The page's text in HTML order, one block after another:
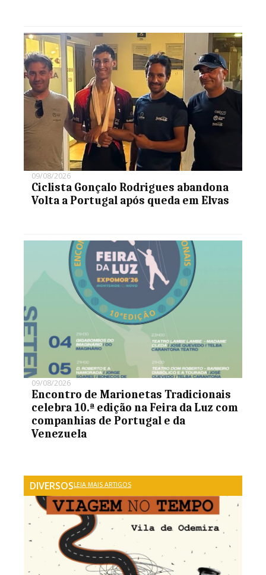
09/08/2026
Ciclista Gonçalo Rodrigues abandona
Volta a Portugal após queda em Elvas
09/08/2026
Encontro de Marionetas Tradicionais
celebra 10.ª edição na Feira da Luz com
companhias de Portugal e da
Venezuela
DIVERSOSLEIA MAIS ARTIGOS